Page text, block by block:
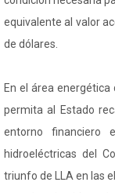
equivalente al valor
de dólares.
En el área
permita al Estado
entorno financiero
hidroeléctricas del
triunfo de LLA en las